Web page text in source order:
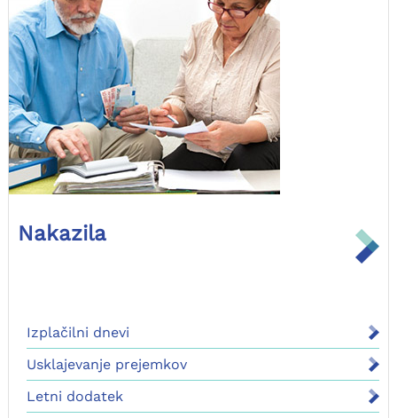
Nakazila
Izplačilni dnevi
Usklajevanje prejemkov
Letni dodatek